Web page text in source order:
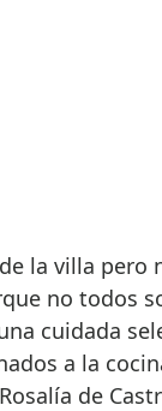
no todos
cuidada
a la
de